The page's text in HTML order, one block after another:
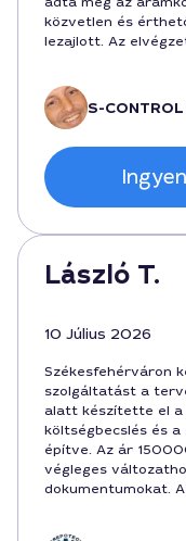
közvetlen és
lezajlott. Az
S-
László T.
10 Július 2026
Székesfehérváron
szolgáltatást a
alatt készítette el
költségbecslés és
építve. Az ár
végleges
dokumentumokat.